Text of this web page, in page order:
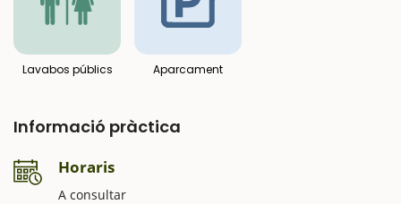
Lavabos públics Aparcament
Informació pràctica
Horaris
A consultar